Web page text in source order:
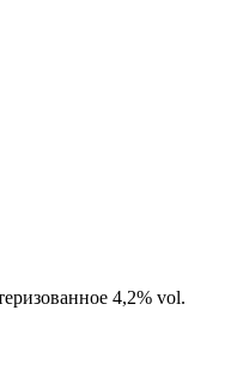
4,2% vol.